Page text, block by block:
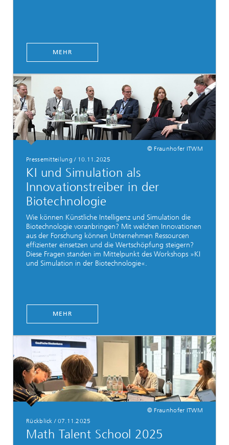
MEHR
© Fraunhofer ITWM
Pressemitteilung / 10.11.2025
KI und Simulation als
Innovationstreiber in der
Biotechnologie
Wie können Künstliche Intelligenz und Simulation die
Biotechnologie voranbringen? Mit welchen Innovationen
aus der Forschung können Unternehmen Ressourcen
effizienter einsetzen und die Wertschöpfung steigern?
Diese Fragen standen im Mittelpunkt des Workshops »KI
und Simulation in der Biotechnologie«.
MEHR
© Fraunhofer ITWM
Rückblick / 07.11.2025
Math Talent School 2025